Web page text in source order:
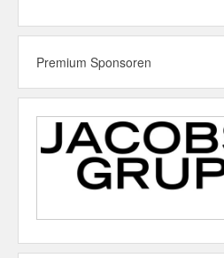
Premium Sponsoren